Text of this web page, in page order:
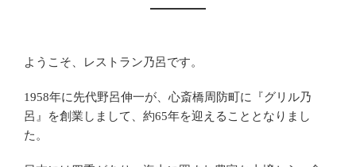
ようこそ、レストラン乃呂です。
1958年に先代野呂伸一が、心斎橋周防町に『グリル乃
呂』を創業しまして、約65年を迎えることとなりまし
た。